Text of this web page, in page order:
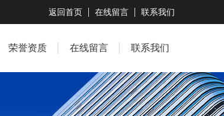
返回首页 在线留言 联系我们
荣誉资质 在线留言 联系我们